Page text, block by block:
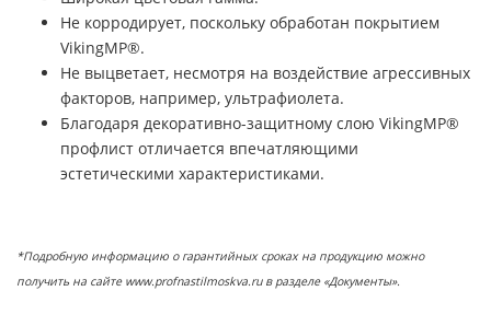
Не корродирует, поскольку обработан покрытием
VikingMP®.
Не выцветает, несмотря на воздействие агрессивных
факторов, например, ультрафиолета.
Благодаря декоративно-защитному слою VikingMP®
профлист отличается впечатляющими
эстетическими характеристиками.
*Подробную информацию о гарантийных сроках на продукцию можно
получить на сайте www.profnastilmoskva.ru в разделе «Документы».